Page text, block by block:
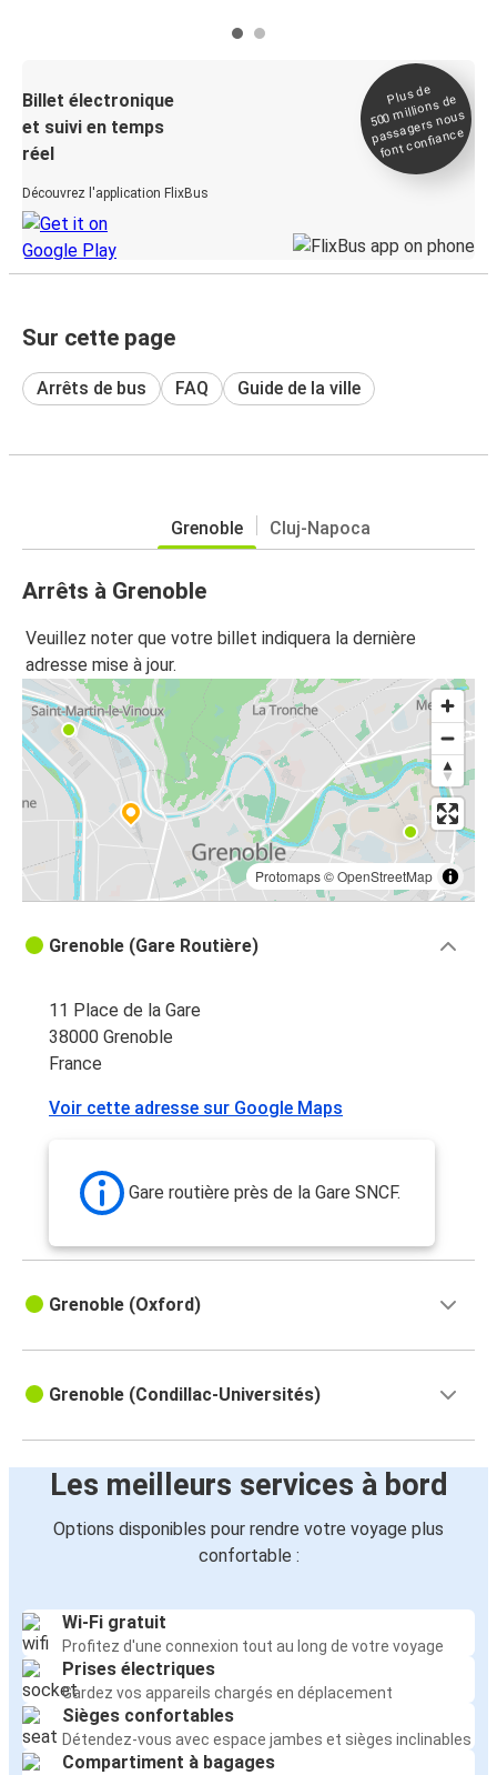
Billet électronique
et suivi en temps
réel
Découvrez l'application FlixBus
Plus de
500
millions de
passagers nous
font confiance
Sur cette page
Arrêts de bus FAQ Guide de la ville
Grenoble Cluj-Napoca
Arrêts à Grenoble
Veuillez noter que votre billet indiquera la dernière
adresse mise à jour.
Protomaps©OpenStreetMap
Grenoble (Gare Routière)
11 Place de la Gare
38000 Grenoble
France
Voir cette adresse sur Google Maps
Gare routière près de la Gare SNCF.
Grenoble (Oxford)
Grenoble (Condillac-Universités)
Les meilleurs services à bord
Options disponibles pour rendre votre voyage plus
confortable :
Wi-Fi gratuit
Profitez d'une connexion tout au long de votre voyage
Prises électriques
Gardez vos appareils chargés en déplacement
Sièges confortables
Détendez-vous avec espace jambes et sièges inclinables
Compartiment à bagages